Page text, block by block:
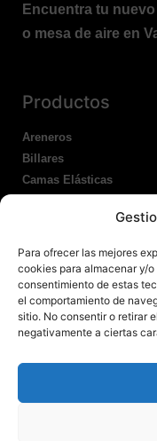
Para ofrecer las mejores
cookies para almacenar y/
consentimiento de estas
el comportamiento de
sitio. No consentir o retirar
negativamente a ciertas
Encuentra tu
o mesa de aire en
Productos
Areneros
Billares
Camas Elásticas
Nosotros
Atención al Cliente
Garantías
Contacto
Política Devoluciones